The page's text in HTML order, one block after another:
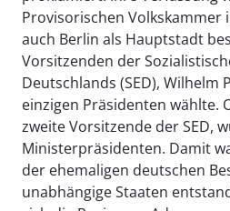
Provisorischen Volkskammer
auch Berlin als Hauptstadt
Vorsitzenden der
Deutschlands (SED), Wilhelm
einzigen Präsidenten wählte.
zweite Vorsitzende der SED,
Ministerpräsidenten. Damit
der ehemaligen deutschen
unabhängige Staaten